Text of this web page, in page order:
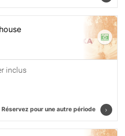
inclus
Réservez pour une autre période